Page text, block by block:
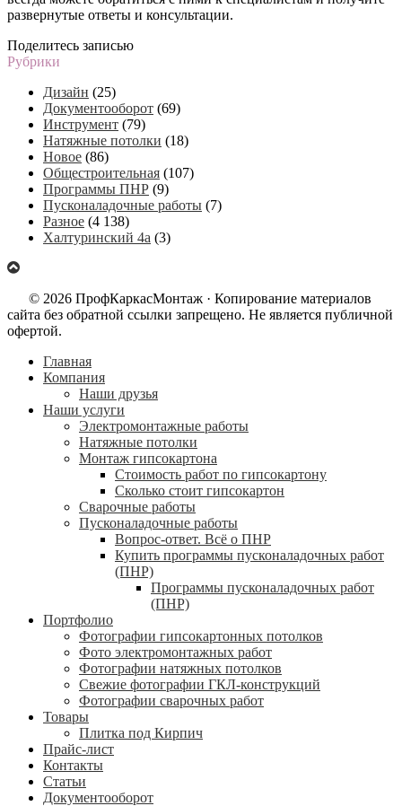
развернутые ответы и консультации.
Поделитесь записью
Рубрики
Дизайн (25)
Документооборот (69)
Инструмент (79)
Натяжные потолки (18)
Новое (86)
Общестроительная (107)
Программы ПНР (9)
Пусконаладочные работы (7)
Разное (4 138)
Халтуринский 4а (3)
© 2026 ПрофКаркасМонтаж · Копирование материалов
сайта без обратной ссылки запрещено. Не является публичной
офертой.
Главная
Компания
Наши друзья
Наши услуги
Электромонтажные работы
Натяжные потолки
Монтаж гипсокартона
Стоимость работ по гипсокартону
Сколько стоит гипсокартон
Сварочные работы
Пусконаладочные работы
Вопрос-ответ. Всё о ПНР
Купить программы пусконаладочных работ
(ПНР)
Программы пусконаладочных работ
(ПНР)
Портфолио
Фотографии гипсокартонных потолков
Фото электромонтажных работ
Фотографии натяжных потолков
Свежие фотографии ГКЛ-конструкций
Фотографии сварочных работ
Товары
Плитка под Кирпич
Прайс-лист
Контакты
Статьи
Документооборот